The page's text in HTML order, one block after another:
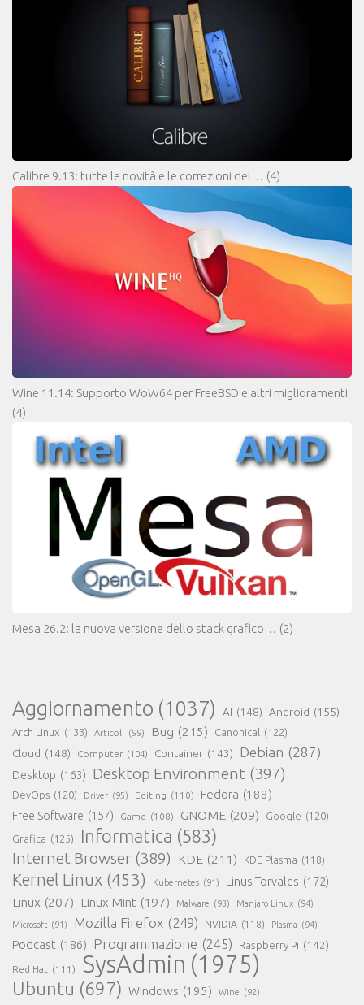
Calibre 9.13: tutte le novità e le correzioni del… (4)
Wine 11.14: Supporto WoW64 per FreeBSD e altri miglioramenti
(4)
Mesa 26.2: la nuova versione dello stack grafico… (2)
Aggiornamento (1037) AI (148) Android (155)
Arch Linux (133) Articoli (99) Bug (215) Canonical (122)
Cloud (148) Computer (104) Container (143) Debian (287)
Desktop (163) Desktop Environment (397)
DevOps (120) Driver (95) Editing (110) Fedora (188)
Free Software (157) Game (108) GNOME (209) Google (120)
Grafica (125) Informatica (583)
Internet Browser (389) KDE (211) KDE Plasma (118)
Kernel Linux (453) Kubernetes (91) Linus Torvalds (172)
Linux (207) Linux Mint (197) Malware (93) Manjaro Linux (94)
Microsoft (91) Mozilla Firefox (249) NVIDIA (118) Plasma (94)
Podcast (186) Programmazione (245) Raspberry Pi (142)
Red Hat (111) SysAdmin (1975)
Ubuntu (697) Windows (195) Wine (92)